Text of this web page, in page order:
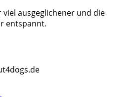
ausgeglichener und die
entspannt.